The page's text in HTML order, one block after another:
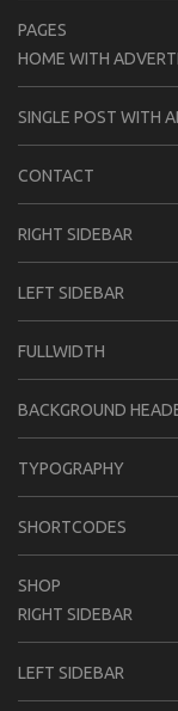
PAGES
HOME WITH
SINGLE POST WITH
CONTACT
RIGHT SIDEBAR
LEFT SIDEBAR
FULLWIDTH
BACKGROUND
TYPOGRAPHY
SHORTCODES
SHOP
RIGHT SIDEBAR
LEFT SIDEBAR